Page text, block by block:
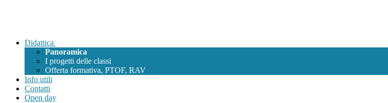
Didattica
Panoramica
I progetti delle classi
Offerta formativa, PTOF, RAV
Info utili
Contatti
Open day